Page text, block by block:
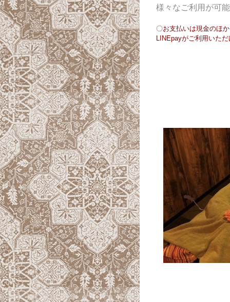
様々なご利用が可能
〇お支払いは現金のほ
LINEpayがご利用いただ